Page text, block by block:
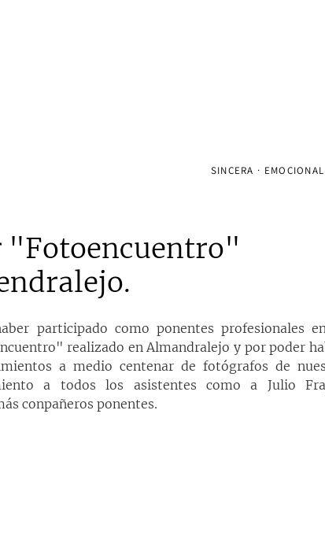
SINCERA ·
"Fotoencuentro"
participado como ponentes profesionales
realizado en Almandralejo y por poder
a medio centenar de fotógrafos de
a todos los asistentes como a Julio
conpañeros ponentes.